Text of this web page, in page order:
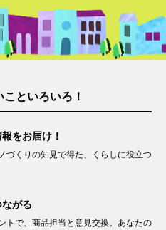
といろいろ！
報をお届け！
づくりの知見で得た、くらしに役立つ
ながる​
トで、商品担当と意見交換。あなたの